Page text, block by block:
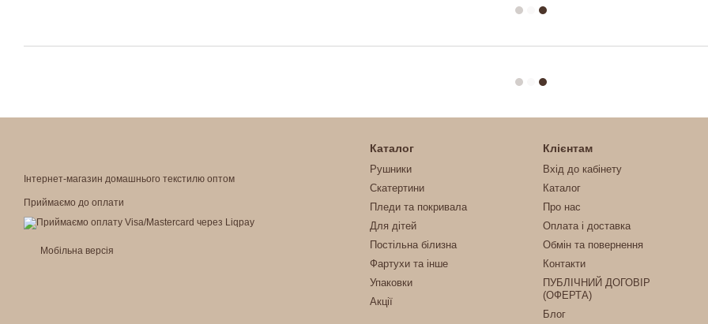
Інтернет-магазин домашнього текстилю оптом
Приймаємо до оплати
Мобільна версія
Каталог
Рушники
Скатертини
Пледи та покривала
Для дітей
Постільна білизна
Фартухи та інше
Упаковки
Акції
Клієнтам
Вхід до кабінету
Каталог
Про нас
Оплата і доставка
Обмін та повернення
Контакти
ПУБЛІЧНИЙ ДОГОВІР
(ОФЕРТА)
Блог